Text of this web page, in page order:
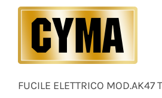
FUCILE ELETTRICO MOD.AK47